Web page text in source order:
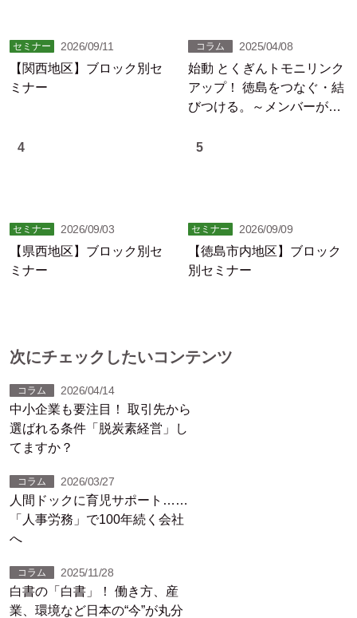
セミナー 2026/09/11
【関西地区】ブロック別セ
ミナー
コラム 2025/04/08
始動 とくぎんトモニリンク
アップ！ 徳島をつなぐ・結
びつける。～メンバーが躍
4
セミナー 2026/09/03
【県西地区】ブロック別セ
ミナー
5
セミナー 2026/09/09
【徳島市内地区】ブロック
別セミナー
次にチェックしたいコンテンツ
コラム 2026/04/14
中小企業も要注目！ 取引先から
選ばれる条件「脱炭素経営」し
てますか？
コラム 2026/03/27
人間ドックに育児サポート……
「人事労務」で100年続く会社
へ
コラム 2025/11/28
白書の「白書」！ 働き方、産
業、環境など日本の“今”が丸分